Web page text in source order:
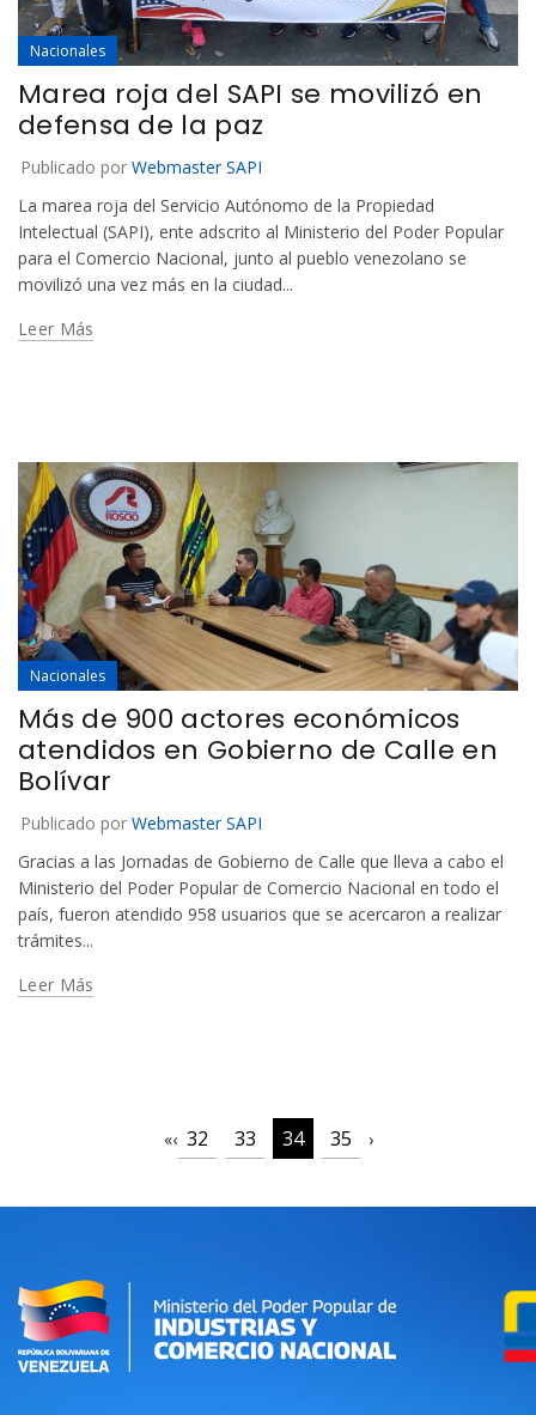
Nacionales
Marea roja del SAPI se movilizó en
defensa de la paz
Publicado por Webmaster SAPI
La marea roja del Servicio Autónomo de la Propiedad
Intelectual (SAPI), ente adscrito al Ministerio del Poder Popular
para el Comercio Nacional, junto al pueblo venezolano se
movilizó una vez más en la ciudad...
Leer Más
Nacionales
Más de 900 actores económicos
atendidos en Gobierno de Calle en
Bolívar
Publicado por Webmaster SAPI
Gracias a las Jornadas de Gobierno de Calle que lleva a cabo el
Ministerio del Poder Popular de Comercio Nacional en todo el
país, fueron atendido 958 usuarios que se acercaron a realizar
trámites...
Leer Más
«‹ 32 33 34 35 ›